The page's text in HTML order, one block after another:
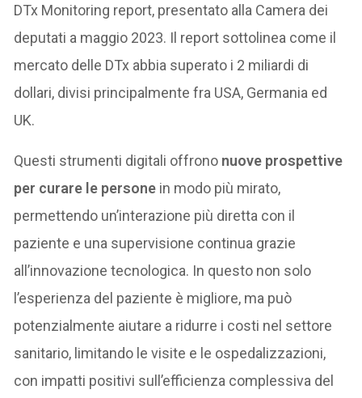
DTx Monitoring report, presentato alla Camera dei
deputati a maggio 2023. Il report sottolinea come il
mercato delle DTx abbia superato i 2 miliardi di
dollari, divisi principalmente fra USA, Germania ed
UK.
Questi strumenti digitali offrono nuove prospettive
per curare le persone in modo più mirato,
permettendo un’interazione più diretta con il
paziente e una supervisione continua grazie
all’innovazione tecnologica. In questo non solo
l’esperienza del paziente è migliore, ma può
potenzialmente aiutare a ridurre i costi nel settore
sanitario, limitando le visite e le ospedalizzazioni,
con impatti positivi sull’efficienza complessiva del